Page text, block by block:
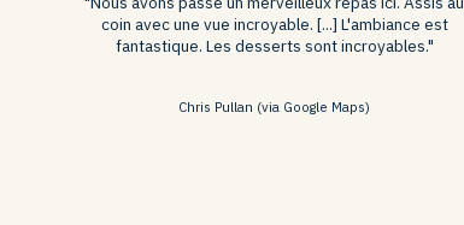
coin avec une vue incroyable. [...] L'ambiance est
fantastique. Les desserts sont incroyables."
Chris Pullan (via Google Maps)